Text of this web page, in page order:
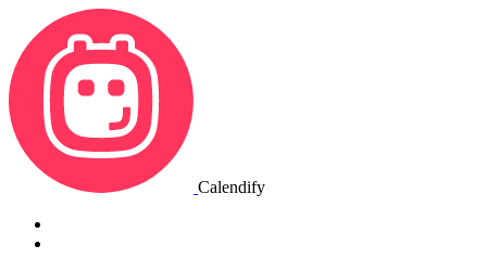
Calendify